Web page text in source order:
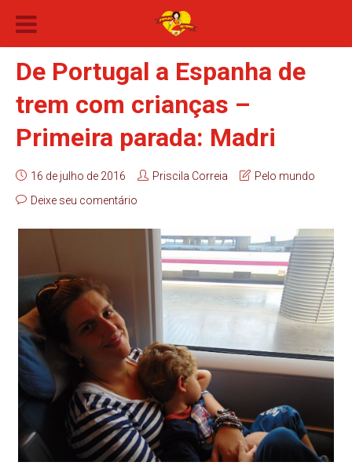
De Portugal a Espanha de
trem com crianças –
Primeira parada: Madri
16 de julho de 2016 Priscila Correia
Pelo mundo
Deixe seu comentário